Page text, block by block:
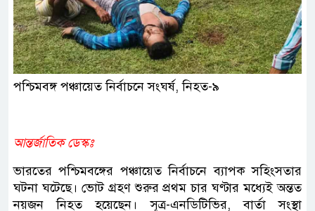
পশ্চিমবঙ্গ পঞ্চায়েত নির্বাচনে সংঘর্ষ, নিহত-৯
আন্তর্জাতিক ডেস্কঃ
ভারতের পশ্চিমবঙ্গের পঞ্চায়েত নির্বাচনে ব্যাপক সহিংসতার
ঘটনা ঘটেছে। ভোট গ্রহণ শুরুর প্রথম চার ঘণ্টার মধ্যেই অন্তত
নয়জন নিহত হয়েছেন। সূত্র-এনডিটিভির, বার্তা সংস্থা